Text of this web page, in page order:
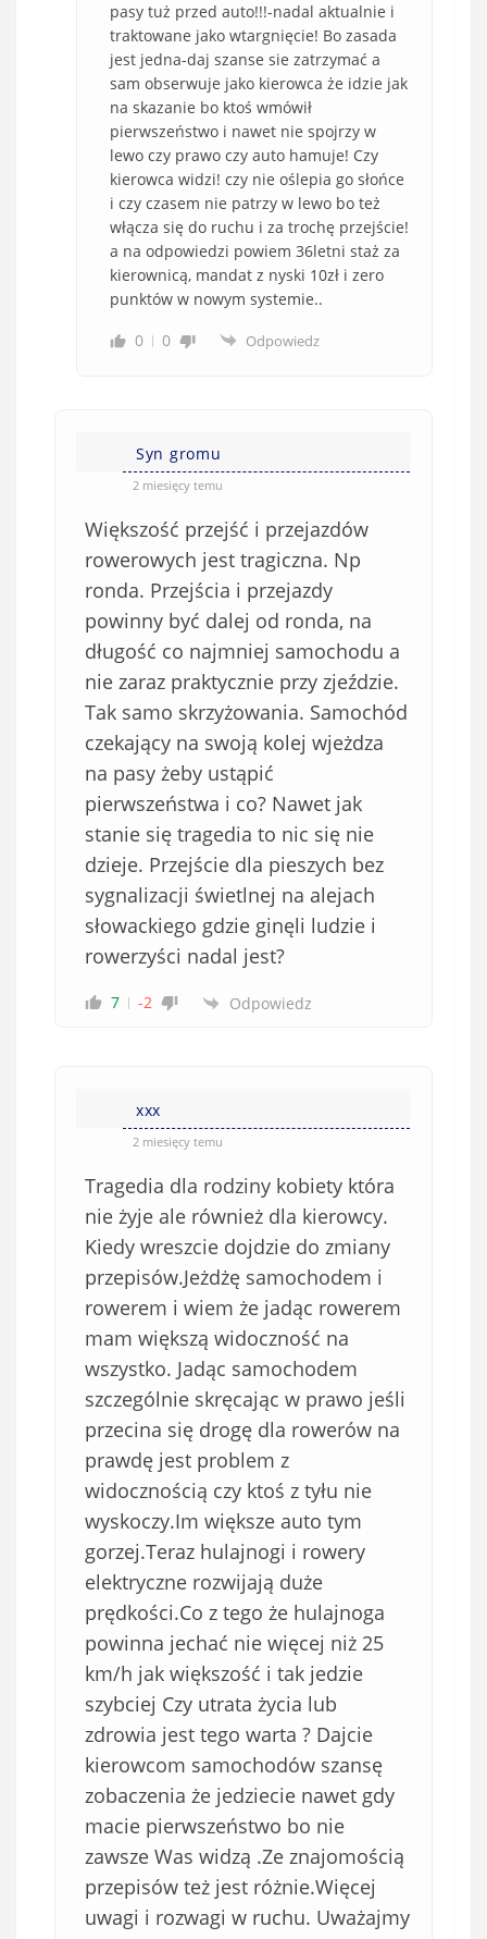
pasy tuż przed auto!!!-nadal aktualnie i
traktowane jako wtargnięcie! Bo zasada
jest jedna-daj szanse sie zatrzymać a
sam obserwuje jako kierowca że idzie jak
na skazanie bo ktoś wmówił
pierwszeństwo i nawet nie spojrzy w
lewo czy prawo czy auto hamuje! Czy
kierowca widzi! czy nie oślepia go słońce
i czy czasem nie patrzy w lewo bo też
włącza się do ruchu i za trochę przejście!
a na odpowiedzi powiem 36letni staż za
kierownicą, mandat z nyski 10zł i zero
punktów w nowym systemie..
0
0 Odpowiedz
Syn gromu
2 miesięcy temu
Większość przejść i przejazdów
rowerowych jest tragiczna. Np
ronda. Przejścia i przejazdy
powinny być dalej od ronda, na
długość co najmniej samochodu a
nie zaraz praktycznie przy zjeździe.
Tak samo skrzyżowania. Samochód
czekający na swoją kolej wjeżdza
na pasy żeby ustąpić
pierwszeństwa i co? Nawet jak
stanie się tragedia to nic się nie
dzieje. Przejście dla pieszych bez
sygnalizacji świetlnej na alejach
słowackiego gdzie ginęli ludzie i
rowerzyści nadal jest?
7 -2 Odpowiedz
xxx
2 miesięcy temu
Tragedia dla rodziny kobiety która
nie żyje ale również dla kierowcy.
Kiedy wreszcie dojdzie do zmiany
przepisów.Jeżdżę samochodem i
rowerem i wiem że jadąc rowerem
mam większą widoczność na
wszystko. Jadąc samochodem
szczególnie skręcając w prawo jeśli
przecina się drogę dla rowerów na
prawdę jest problem z
widocznością czy ktoś z tyłu nie
wyskoczy.Im większe auto tym
gorzej.Teraz hulajnogi i rowery
elektryczne rozwijają duże
prędkości.Co z tego że hulajnoga
powinna jechać nie więcej niż 25
km/h jak większość i tak jedzie
szybciej Czy utrata życia lub
zdrowia jest tego warta ? Dajcie
kierowcom samochodów szansę
zobaczenia że jedziecie nawet gdy
macie pierwszeństwo bo nie
zawsze Was widzą .Ze znajomością
przepisów też jest różnie.Więcej
uwagi i rozwagi w ruchu. Uważajmy